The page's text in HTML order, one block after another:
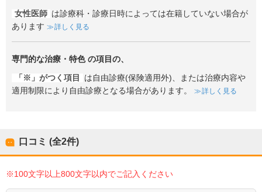
女性医師 は診療科・診療日時によっては在籍していない場合が
あります
詳しく見る
専門的な治療・特色の項目の、
「※」がつく項目
は自由診療(保険適用外)、または治療内容や
適用制限により自由診療となる場合があります。
詳しく見る
口コミ (全2件)
※100文字以上800文字以内でご記入ください